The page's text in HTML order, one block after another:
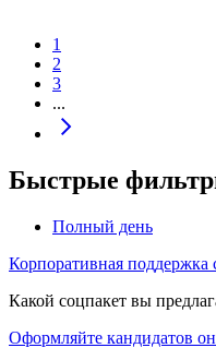
1
2
3
...
Быстрые
Полный день
Корпоративная поддержка
Какой соцпакет вы
Оформляйте кандидатов